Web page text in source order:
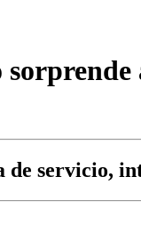
de servicio,